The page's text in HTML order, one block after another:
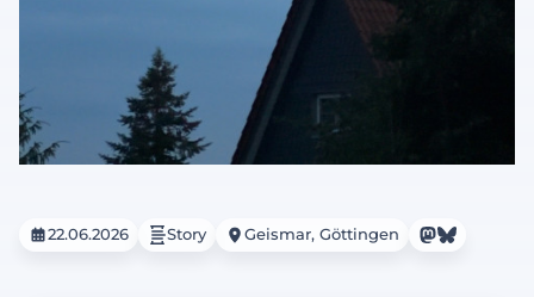
22.06.2026 Story Geismar, Göttingen